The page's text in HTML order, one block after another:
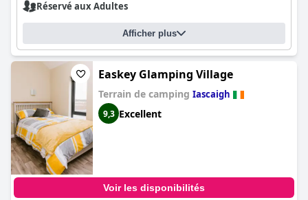
Réservé aux Adultes
Afficher plus
Easkey Glamping Village
Terrain de camping Iascaigh
9,3 Excellent
Voir les disponibilités